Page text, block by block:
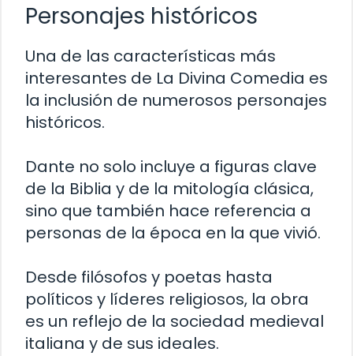
Personajes históricos
Una de las características más
interesantes de La Divina Comedia es
la inclusión de numerosos personajes
históricos.
Dante no solo incluye a figuras clave
de la Biblia y de la mitología clásica,
sino que también hace referencia a
personas de la época en la que vivió.
Desde filósofos y poetas hasta
políticos y líderes religiosos, la obra
es un reflejo de la sociedad medieval
italiana y de sus ideales.